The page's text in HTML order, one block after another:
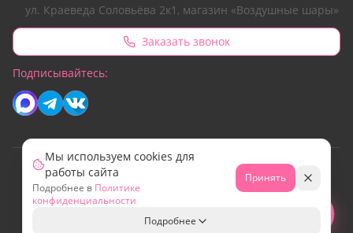
ул. Краеведа Соловьёва 2к1, магазин «Воздушные шары»
Заказать звонок
Подписывайтесь:
© 2026 Все права защищены.
Сайт разработан командой Emotion Marketing
Свяжитесь с нами!
Мы используем cookies для
работы сайта
Подробнее в Политике
конфиденциальности
Принять
Подробнее